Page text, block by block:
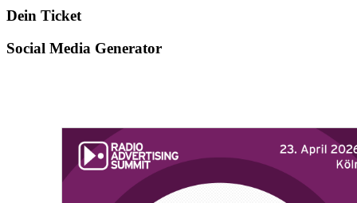
Dein Ticket
Social Media Generator